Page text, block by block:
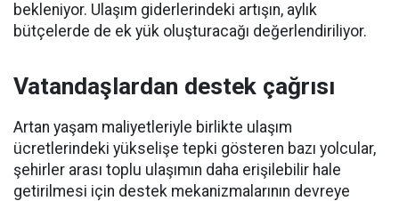
bekleniyor. Ulaşım giderlerindeki artışın, aylık
bütçelerde de ek yük oluşturacağı değerlendiriliyor.
Vatandaşlardan destek çağrısı
Artan yaşam maliyetleriyle birlikte ulaşım
ücretlerindeki yükselişe tepki gösteren bazı yolcular,
şehirler arası toplu ulaşımın daha erişilebilir hale
getirilmesi için destek mekanizmalarının devreye